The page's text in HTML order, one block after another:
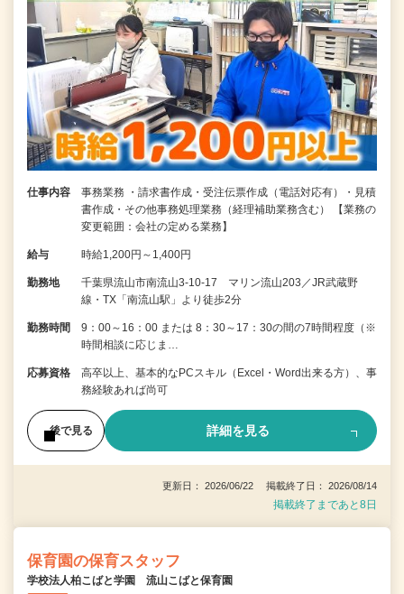
仕事内容
事務業務 ・請求書作成・受注伝票作成（電話対応有）・見積
書作成・その他事務処理業務（経理補助業務含む） 【業務の
変更範囲：会社の定める業務】
給与 時給1,200円～1,400円
勤務地
千葉県流山市南流山3-10-17 マリン流山203／JR武蔵野
線・TX「南流山駅」より徒歩2分
勤務時間
9：00～16：00 または 8：30～17：30の間の7時間程度（※
時間相談に応じま…
応募資格
高卒以上、基本的なPCスキル（Excel・Word出来る方）、事
務経験あれば尚可
後で見る 詳細を見る
更新日： 2026/06/22 掲載終了日： 2026/08/14
掲載終了まであと8日
保育園の保育スタッフ
学校法人柏こばと学園 流山こばと保育園